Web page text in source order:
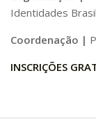
Divisão
Identidades
Coordenação |
INSCRIÇÕES